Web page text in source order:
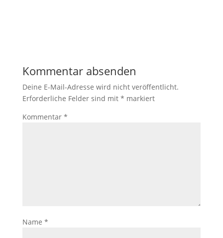
Kommentar absenden
Deine E-Mail-Adresse wird nicht veröffentlicht.
Erforderliche Felder sind mit * markiert
Kommentar *
Name *